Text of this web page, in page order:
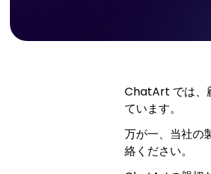
ChatArt では、
ています。
万が一、当社の
絡ください。